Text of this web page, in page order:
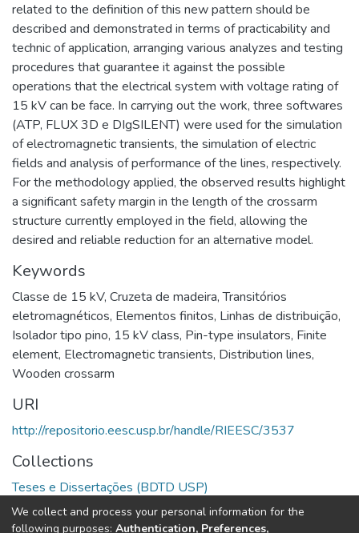
related to the definition of this new pattern should be
described and demonstrated in terms of practicability and
technic of application, arranging various analyzes and testing
procedures that guarantee it against the possible
operations that the electrical system with voltage rating of
15 kV can be face. In carrying out the work, three softwares
(ATP, FLUX 3D e DIgSILENT) were used for the simulation
of electromagnetic transients, the simulation of electric
fields and analysis of performance of the lines, respectively.
For the methodology applied, the observed results highlight
a significant safety margin in the length of the crossarm
structure currently employed in the field, allowing the
desired and reliable reduction for an alternative model.
Keywords
Classe de 15 kV, Cruzeta de madeira,Transitórios
eletromagnéticos, Elementos finitos, Linhas de distribuição,
Isolador tipo pino, 15 kV class, Pin-type insulators, Finite
element, Electromagnetic transients, Distribution lines,
Wooden crossarm
URI
http://repositorio.eesc.usp.br/handle/RIEESC/3537
Collections
Teses e Dissertações (BDTD USP)
Full item page
We collect and process your personal information for the
following purposes: Authentication, Preferences,